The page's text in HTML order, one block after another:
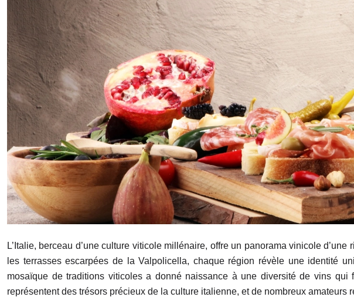
L’Italie, berceau d’une culture viticole millénaire, offre un panorama vinicole
les terrasses escarpées de la Valpolicella, chaque région révèle une identité
mosaïque de traditions viticoles a donné naissance à une diversité de vins
représentent des trésors précieux de la culture italienne, et de nombreux amateurs